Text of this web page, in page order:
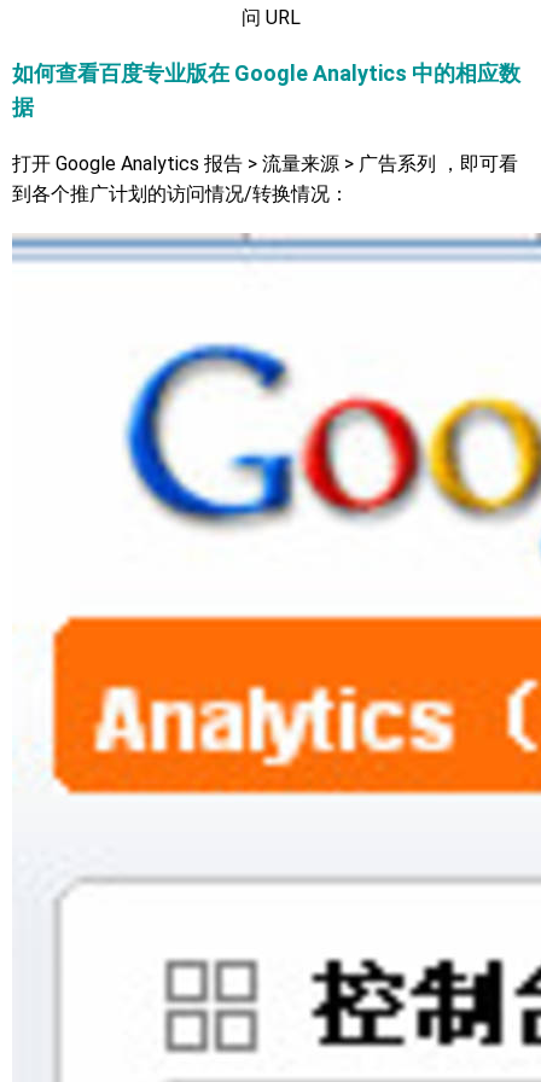
问 URL
如何查看百度专业版在 Google Analytics 中的相应数
据
打开 Google Analytics 报告 > 流量来源 > 广告系列 ，即可看
到各个推广计划的访问情况/转换情况：